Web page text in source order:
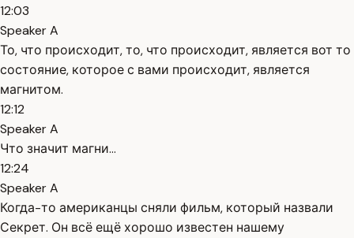
12:03
Speaker A
То, что происходит, то, что происходит, является вот то
состояние, которое с вами происходит, является
магнитом.
12:12
Speaker A
Что значит магни...
12:24
Speaker A
Когда-то американцы сняли фильм, который назвали
Секрет. Он всё ещё хорошо известен нашему